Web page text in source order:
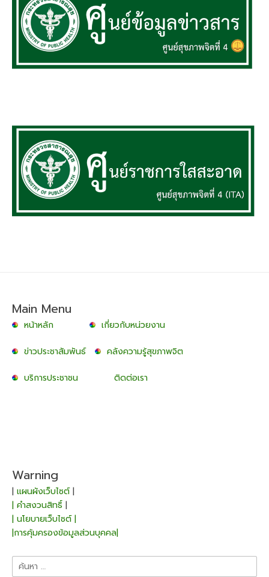
Main Menu
หน้าหลัก เกี่ยวกับหน่วยงาน
ข่าวประชาสัมพันธ์ คลังความรู้สุขภาพจิต
บริการประชาชน ติดต่อเรา
Warning
| แผนผังเว็บไซต์|
| คำสงวนสิทธิ์ |
| นโยบายเว็บไซต์ |
|การคุ้มครองข้อมูลส่วนบุคคล|
ค้นหา
สำหรับ: